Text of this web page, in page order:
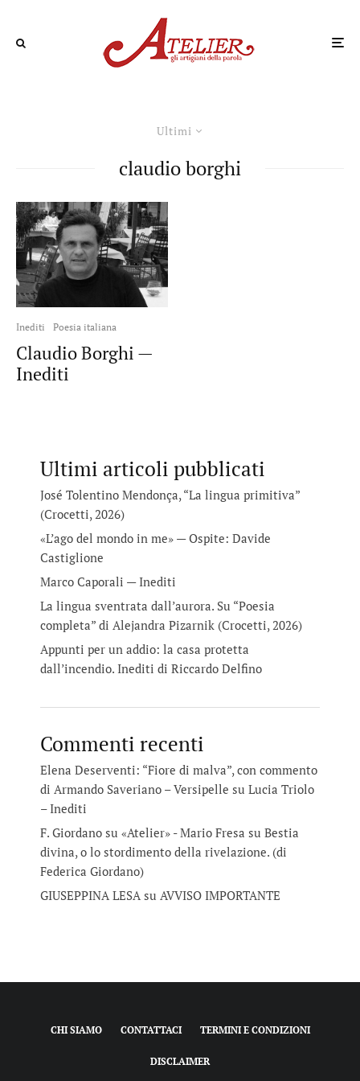
Ultimi
claudio borghi
Inediti Poesia italiana
Claudio Borghi —
Inediti
Ultimi articoli pubblicati
José Tolentino Mendonça, “La lingua primitiva”
(Crocetti, 2026)
«L’ago del mondo in me» — Ospite: Davide
Castiglione
Marco Caporali — Inediti
La lingua sventrata dall’aurora. Su “Poesia
completa” di Alejandra Pizarnik (Crocetti, 2026)
Appunti per un addio: la casa protetta
dall’incendio. Inediti di Riccardo Delfino
Commenti recenti
Elena Deserventi: “Fiore di malva”, con commento
di Armando Saveriano – Versipelle su Lucia Triolo
– Inediti
F. Giordano su «Atelier» - Mario Fresa su Bestia
divina, o lo stordimento della rivelazione. (di
Federica Giordano)
GIUSEPPINA LESA su AVVISO IMPORTANTE
CHI SIAMO CONTATTACI TERMINI E CONDIZIONI
DISCLAIMER